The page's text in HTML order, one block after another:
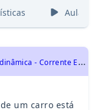
Aulas
U
FRN 2012 - Física - Eletrodinâmica - Corrente Elétrica, Resistores e Potência Elétrica, Associação de Resistores, Eletricidade
um carro está